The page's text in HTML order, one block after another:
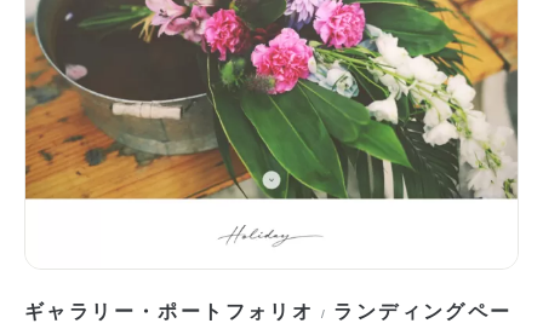
ギャラリー・ポートフォリオ / ランディングペー